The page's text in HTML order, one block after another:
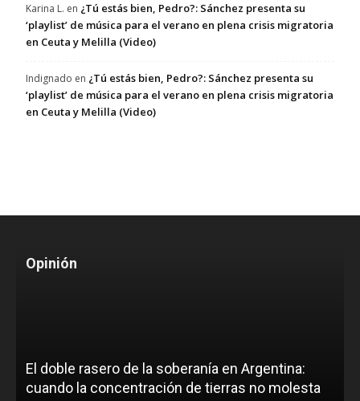
Karina L. en ¿Tú estás bien, Pedro?: Sánchez presenta su
‘playlist’ de música para el verano en plena crisis migratoria
en Ceuta y Melilla (Video)
Indignado en ¿Tú estás bien, Pedro?: Sánchez presenta su
‘playlist’ de música para el verano en plena crisis migratoria
en Ceuta y Melilla (Video)
Opinión
El doble rasero de la soberanía en Argentina:
cuando la concentración de tierras no molesta